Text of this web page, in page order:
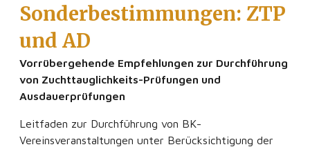
Sonderbestimmungen: ZTP
und AD
Vorrübergehende Empfehlungen zur Durchführung
von Zuchttauglichkeits-Prüfungen und
Ausdauerprüfungen
Leitfaden zur Durchführung von BK-
Vereinsveranstaltungen unter Berücksichtigung der